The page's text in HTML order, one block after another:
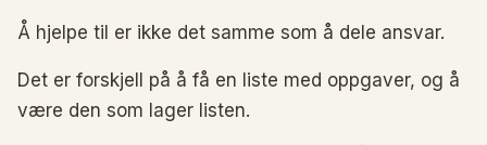
Å hjelpe til er ikke det samme som å dele ansvar.
Det er forskjell på å få en liste med oppgaver, og å
være den som lager listen.